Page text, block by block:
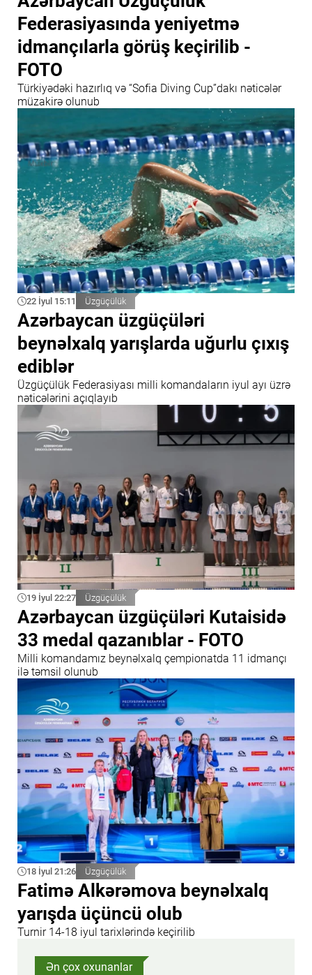
Federasiyasında yeniyetmə
idmançılarla görüş keçirilib -
FOTO
Türkiyədəki hazırlıq və “Sofia Diving Cup”dakı nəticələr
müzakirə olunub
22 İyul 15:11 Üzgüçülük
Azərbaycan üzgüçüləri
beynəlxalq yarışlarda uğurlu çıxış
ediblər
Üzgüçülük Federasiyası milli komandaların iyul ayı üzrə
nəticələrini açıqlayıb
19 İyul 22:27 Üzgüçülük
Azərbaycan üzgüçüləri Kutaisidə
33 medal qazanıblar - FOTO
Milli komandamız beynəlxalq çempionatda 11 idmançı
ilə təmsil olunub
18 İyul 21:26 Üzgüçülük
Fatimə Alkərəmova beynəlxalq
yarışda üçüncü olub
Turnir 14-18 iyul tarixlərində keçirilib
Ən çox oxunanlar